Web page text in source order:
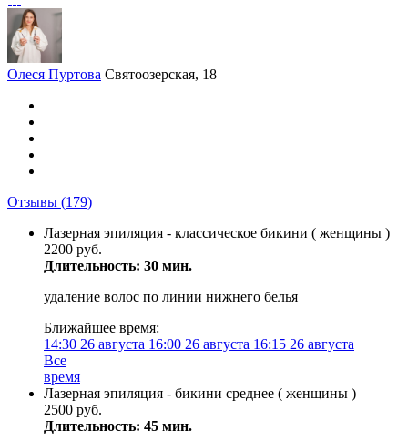
Олеся Пуртова Святоозерская, 18
Отзывы (179)
Лазерная эпиляция - классическое бикини ( женщины )
2200 руб.
Длительность: 30 мин.
удаление волос по линии нижнего белья
Ближайшее время:
14:30 26 августа 16:00 26 августа 16:15 26 августа
Все
время
Лазерная эпиляция - бикини среднее ( женщины )
2500 руб.
Длительность: 45 мин.